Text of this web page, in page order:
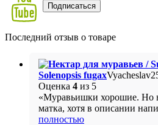
Подписаться
Последний отзыв о товаре
Solenopsis fugax
Оценка 4 из 5
«Муравьишки хорошие. Но
матка, хотя в описании
полностью